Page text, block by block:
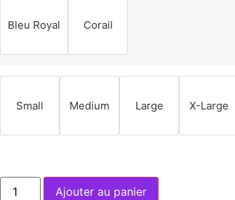
Bleu Royal Corail
Small Medium Large X-Large
Ajouter au panier